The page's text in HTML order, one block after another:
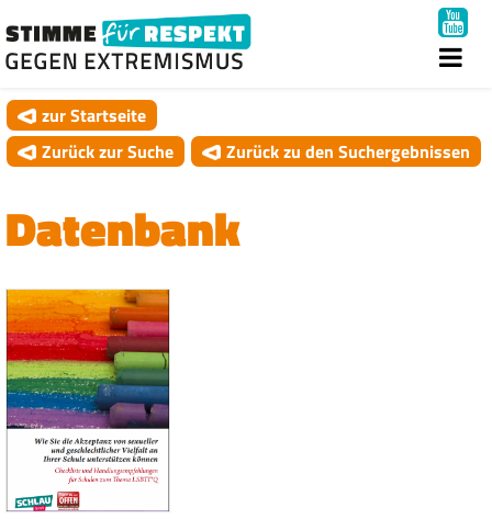
zur Startseite
Datenbank
Zurück zur Suche Zurück zu den Suchergebnissen